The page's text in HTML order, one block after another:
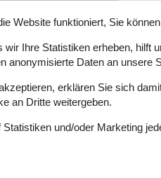
7 Übernachtungen
3
Nicht erlaubt
Morgens können Sie das
mit Dusche und eine
Website funktioniert, Sie
Ihre Statistiken erheben, hilft
anonymisierte Daten an unsere
erklären Sie sich
an Dritte weitergeben.
und/oder Marketing